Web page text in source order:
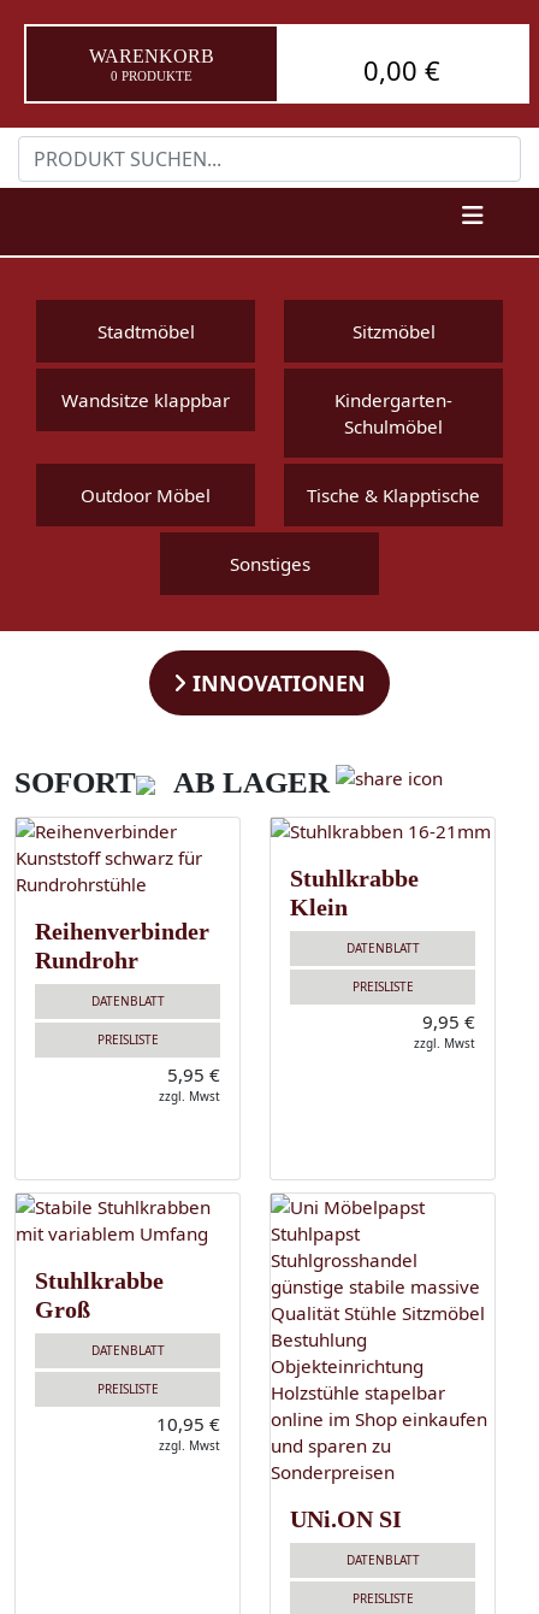
WARENKORB
0 PRODUKTE 0,00 €
Stadtmöbel Sitzmöbel
Wandsitze klappbar
Kindergarten-
Schulmöbel
Outdoor Möbel Tische & Klapptische
Sonstiges
INNOVATIONEN
SOFORT AB LAGER
Reihenverbinder
Rundrohr
DATENBLATT
PREISLISTE
5,95 €
zzgl. Mwst
Stuhlkrabbe
Klein
DATENBLATT
PREISLISTE
9,95 €
zzgl. Mwst
Stuhlkrabbe
Groß
DATENBLATT
PREISLISTE
10,95 €
zzgl. Mwst
UNi.ON SI
DATENBLATT
PREISLISTE